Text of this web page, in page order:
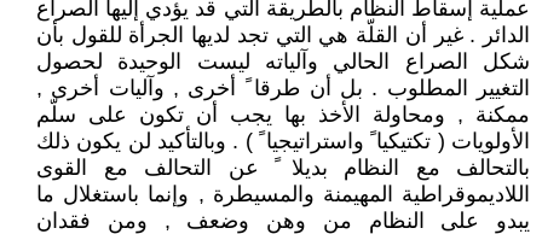
عملية إسقاط النظام بالطريقة التي قد يؤدي إليها الصراع
الدائر . غير أن القلّة هي التي تجد لديها الجرأة للقول بأن
شكل الصراع الحالي وآلياته ليست الوحيدة لحصول
التغيير المطلوب . بل أن طرقا ً أخرى , وآليات أخرى ,
ممكنة , ومحاولة الأخذ بها يجب أن تكون على سلّم
الأولويات ( تكتيكيا ً واستراتيجيا ً ) . وبالتأكيد لن يكون ذلك
بالتحالف مع النظام بديلا ً عن التحالف مع القوى
اللاديموقراطية المهيمنة والمسيطرة , وإنما باستغلال ما
يبدو على النظام من وهن وضعف , ومن فقدان